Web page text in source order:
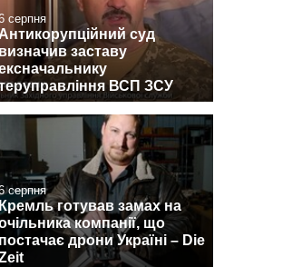
серпня
Антикорупційний суд
визначив заставу
ВСП ЗСУ
серпня
Кремль готував замах на
компанії, що
постачає дрони Україні – Die